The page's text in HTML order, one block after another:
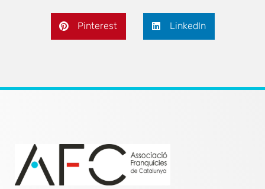
Pinterest LinkedIn